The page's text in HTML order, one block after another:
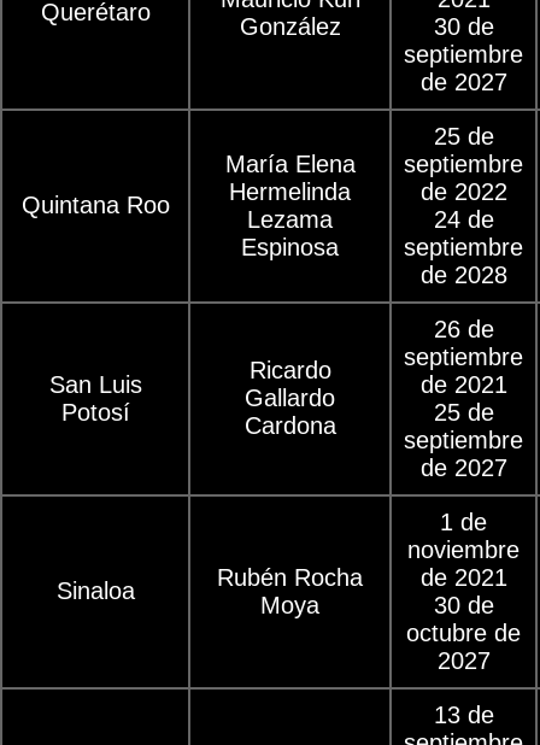
Querétaro
González
30 de
septiembre
de 2027
Quintana Roo
María Elena
Hermelinda
Lezama
Espinosa
25 de
septiembre
de 2022
24 de
septiembre
de 2028
San Luis
Potosí
Ricardo
Gallardo
Cardona
26 de
septiembre
de 2021
25 de
septiembre
de 2027
Sinaloa
Rubén Rocha
Moya
1 de
noviembre
de 2021
30 de
octubre de
2027
13 de